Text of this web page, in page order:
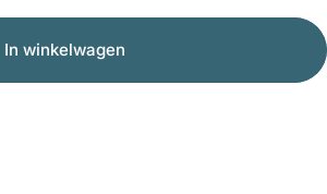
In winkelwagen